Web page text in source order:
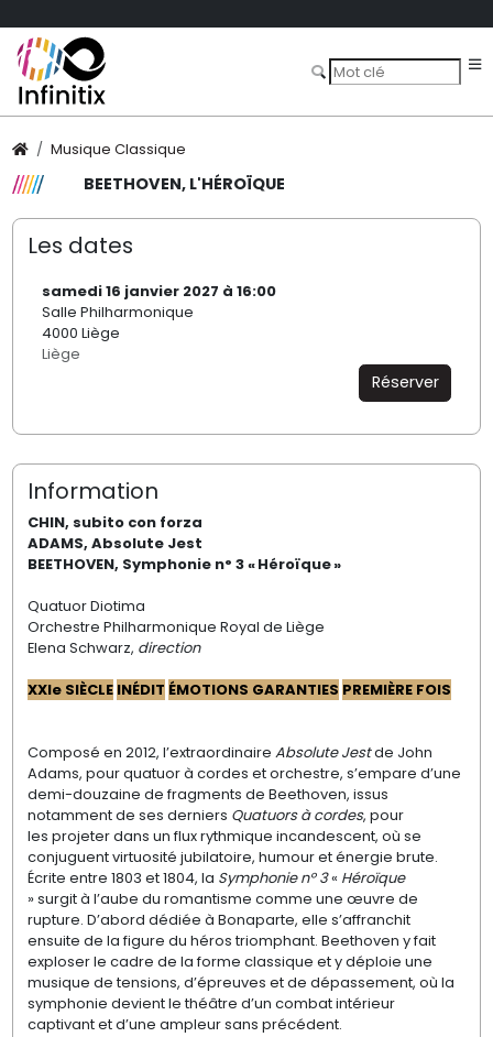
Musique Classique
BEETHOVEN, L'HÉROÏQUE
Les dates
samedi 16 janvier 2027 à 16:00
Salle Philharmonique
4000 Liège
Liège
Réserver
Information
CHIN, subito con forza
ADAMS, Absolute Jest
BEETHOVEN, Symphonie n° 3«Héroïque»
Quatuor Diotima
Orchestre Philharmonique Royal de Liège
Elena Schwarz, direction
XXIe SIÈCLE INÉDIT ÉMOTIONS GARANTIES PREMIÈRE FOIS
Composé en 2012, l’extraordinaire Absolute Jestde John
Adams, pour quatuor à cordes et orchestre, s’empare d’une
demi-douzaine de fragments de Beethoven, issus
notammentde ses derniers Quatuors à cordes, pour
les projeter dans un flux rythmique incandescent, où se
conjuguent virtuosité jubilatoire, humour et énergie brute.
Écrite entre 1803 et 1804, la Symphonie nº 3« Héroïque
»surgità l’aube du romantisme comme une œuvre de
rupture. D’abord dédiée à Bonaparte, elle s’affranchit
ensuite de la figure du héros triomphant. Beethoven y fait
exploserle cadre de la forme classique et y déploie une
musique de tensions, d’épreuves etde dépassement, où la
symphonie devientle théâtre d’un combat intérieur
captivantet d’une ampleur sans précédent.